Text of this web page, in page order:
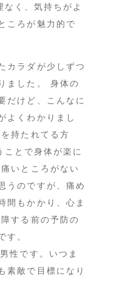
く、気持ちがよ
ころが魅力的で
カラダが少しずつ
ました。 身体の
だけど、こんなに
よくわかりまし
持たれてる方
とで身体が楽に
いところがない
うのですが、痛め
間もかかり、心ま
する前の予防の
す。
性です。いつま
素敵で目標になり